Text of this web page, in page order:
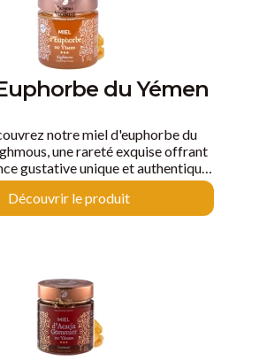
du Yémen
notre miel d'euphorbe du
une rareté exquise offrant
gustative unique et authentique.
Un miel...piquant !
Découvrir le produit